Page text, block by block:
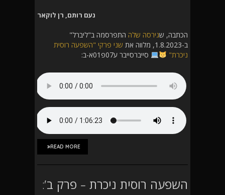
נעם רותם, רן לוקאר
הכתבה, שגירסה שלה התפרסמה ב"ליברל"
ב-1.8.2023, מלווה את
שני פרקי "השפעה רוסית
ניכרת"
סייברסייבר ע07פ01א-ב:
READ MORE
השפעה רוסית ניכרת – פרק ב':